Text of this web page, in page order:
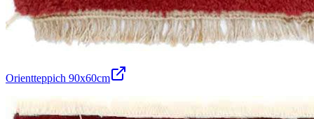
Orientteppich 90x60cm